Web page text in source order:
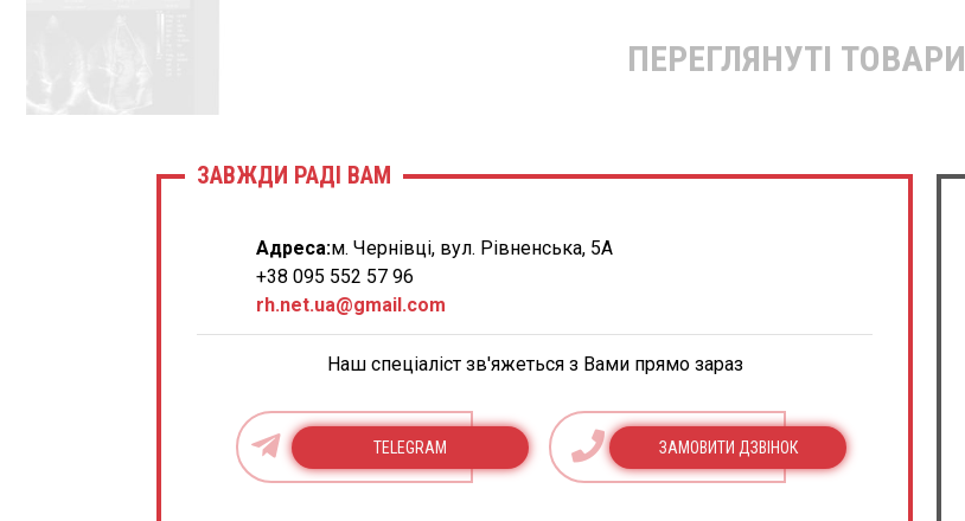
ПЕРЕГЛЯНУТІ ТОВАРИ
ЗАВЖДИ РАДІ ВАМ
Адреса:м. Чернівці, вул. Рівненська, 5А
+38 095 552 57 96
rh.net.ua@gmail.com
Наш спеціаліст зв'яжеться з Вами прямо зараз
TELEGRAM ЗАМОВИТИ ДЗВІНОК